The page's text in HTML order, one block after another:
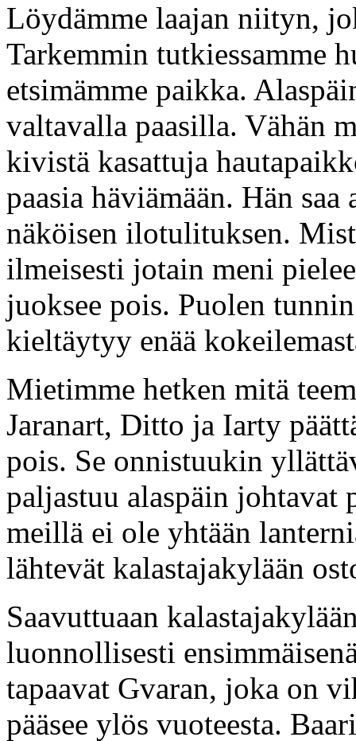
Löydämme laajan niityn,
Tarkemmin tutkiessamme
etsimämme paikka.
valtavalla paasilla. Vähän
kivistä kasattuja
paasia häviämään. Hän
näköisen ilotulituksen.
ilmeisesti jotain meni
juoksee pois. Puolen
kieltäytyy enää
Mietimme hetken mitä
Jaranart, Ditto ja Iarty
pois. Se onnistuukin
paljastuu alaspäin johtavat
meillä ei ole yhtään
lähtevät kalastajakylään
Saavuttuaan
luonnollisesti
tapaavat Gvaran, joka on
pääsee ylös vuoteesta.